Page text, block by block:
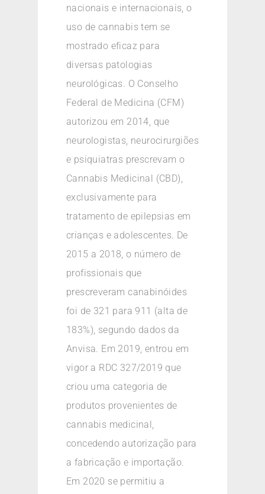
nacionais e internacionais, o
uso de cannabis tem se
mostrado eficaz para
diversas patologias
neurológicas. O Conselho
Federal de Medicina (CFM)
autorizou em 2014, que
neurologistas, neurocirurgiões
e psiquiatras prescrevam o
Cannabis Medicinal (CBD),
exclusivamente para
tratamento de epilepsias em
crianças e adolescentes. De
2015 a 2018, o número de
profissionais que
prescreveram canabinóides
foi de 321 para 911 (alta de
183%), segundo dados da
Anvisa. Em 2019, entrou em
vigor a RDC 327/2019 que
criou uma categoria de
produtos provenientes de
cannabis medicinal,
concedendo autorização para
a fabricação e importação.
Em 2020 se permitiu a